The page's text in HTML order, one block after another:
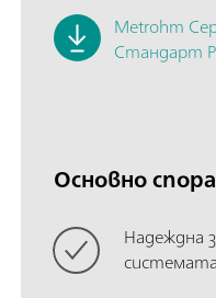
Metrohm
Стандарт
Основно
Надеждна